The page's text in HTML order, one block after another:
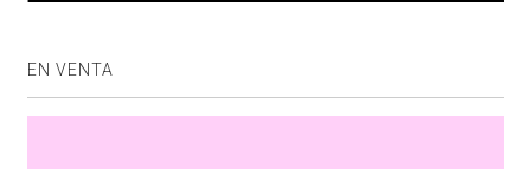
EN VENTA